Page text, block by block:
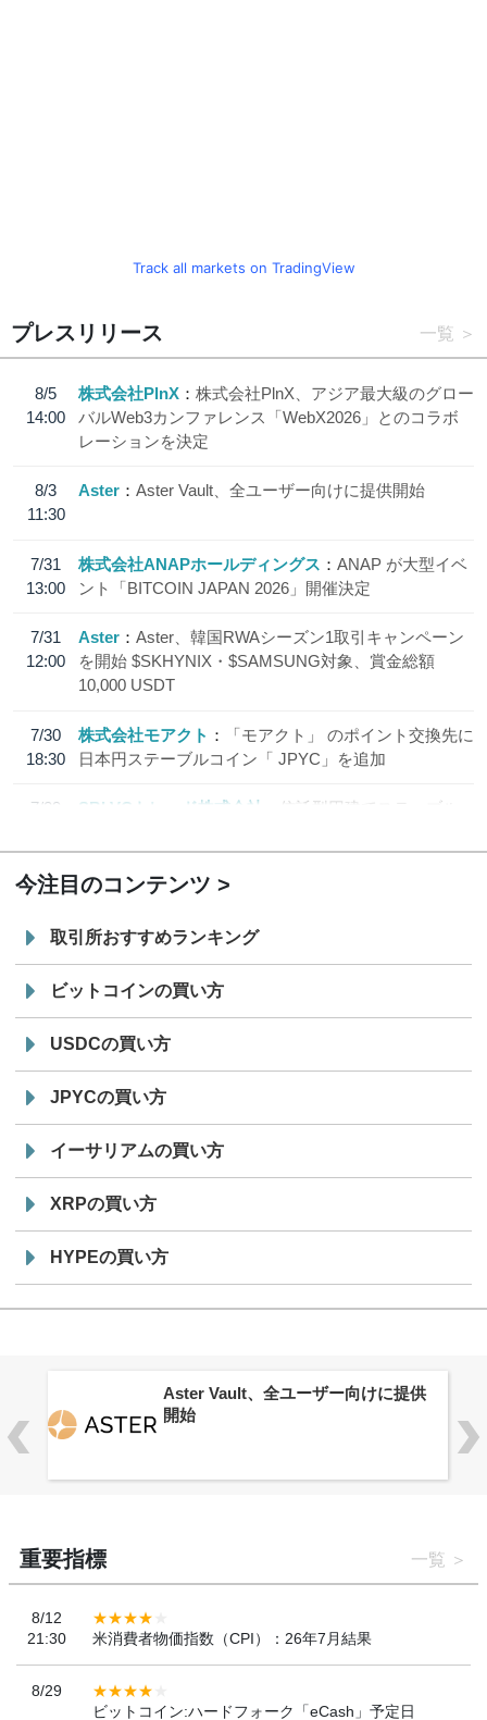
Track all markets on TradingView
プレスリリース 一覧
8/5
14:00
株式会社PlnX
株式会社PlnX、アジア最大級のグロー
バルWeb3カンファレンス「WebX2026」とのコラボ
レーションを決定
8/3
11:30
Aster Aster Vault、全ユーザー向けに提供開始
7/31
13:00
株式会社ANAPホールディングス
ANAP が大型イベ
ント「BITCOIN JAPAN 2026」開催決定
7/31
12:00
Aster
Aster、韓国RWAシーズン1取引キャンペーン
を開始 $SKHYNIX・$SAMSUNG対象、賞金総額
10,000 USDT
7/30
18:30
株式会社モアクト
「モアクト」 のポイント交換先に
日本円ステーブルコイン「 JPYC」を追加
7/29
SBI VCトレード株式会社
信託型円建てステーブル
今注目のコンテンツ
取引所おすすめランキング
ビットコインの買い方
USDCの買い方
JPYCの買い方
イーサリアムの買い方
XRPの買い方
HYPEの買い方
Aster Vault、全ユーザー向けに提供
開始
重要指標 一覧
8/12
21:30
米消費者物価指数（CPI）：26年7月結果
8/29
ビットコイン:ハードフォーク「eCash」予定日